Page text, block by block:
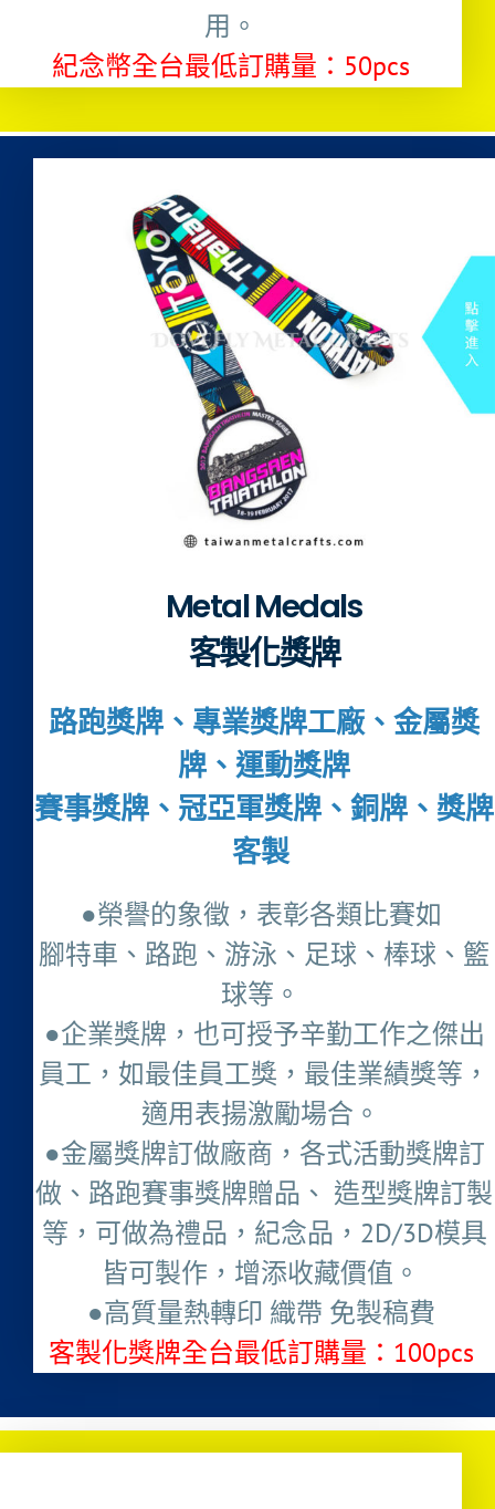
用。
紀念幣全台最低訂購量：50pcs
Metal Medals
客製化獎牌
路跑獎牌、專業獎牌工廠、金屬獎
牌、運動獎牌
賽事獎牌、冠亞軍獎牌、銅牌、獎牌
客製
●榮譽的象徵，表彰各類比賽如
腳特車、路跑、游泳、足球、棒球、籃
球等。
●企業獎牌，也可授予辛勤工作之傑出
員工，如最佳員工獎，最佳業績獎等，
適用表揚激勵場合。
●金屬獎牌訂做廠商，各式活動獎牌訂
做、路跑賽事獎牌贈品、 造型獎牌訂製
等，可做為禮品，紀念品，2D/3D模具
皆可製作，增添收藏價值。
●高質量熱轉印 織帶 免製稿費
客製化獎牌全台最低訂購量：100pcs ​